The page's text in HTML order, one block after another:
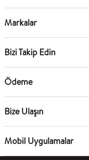
Markalar
Bizi Takip Edin
Ödeme
Bize Ulaşın
Mobil Uygulamalar